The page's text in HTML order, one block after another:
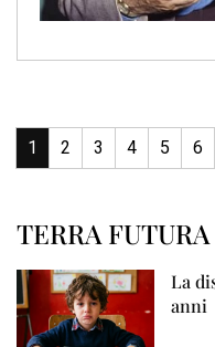
1 2 3 4 5 6
TERRA FUTURA
La
anni